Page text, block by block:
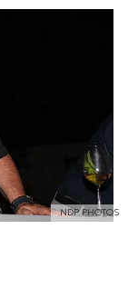
NDP PHOTOS